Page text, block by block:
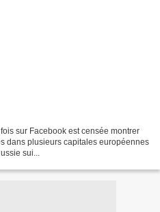
sur Facebook est censée montrer
dans plusieurs capitales européennes
sui...